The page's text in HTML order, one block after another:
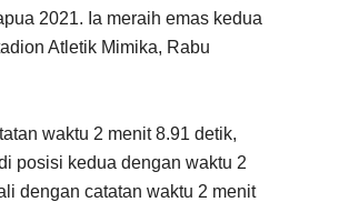
2021. Ia meraih emas kedua
Atletik Mimika, Rabu
waktu 2 menit 8.91 detik,
posisi kedua dengan waktu 2
dengan catatan waktu 2 menit